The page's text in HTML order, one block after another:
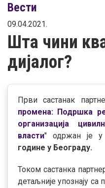
Вести
09.04.2021.
Шта чини
дијалог?
Први састанак
промена: Подршка
организација
власти" одржан је у
године у Београду.
Током састанка
детаљније упознају са